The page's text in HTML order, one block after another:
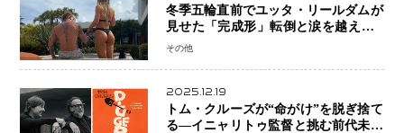
冬季五輪直前でユッタ・リールダムが
見せた「完成形」転倒と涙を越えて─
ミラノで金を狙うオランダ女王の現在
その他
2025.12.19
トム・クルーズが“命がけ”を脱ぎ捨て
る―イニャリトゥ監督と挑む前代未聞